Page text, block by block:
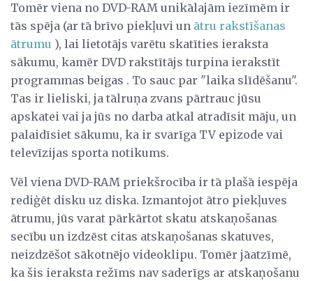
Tomēr viena no DVD-RAM unikālajām iezīmēm ir
tās spēja (ar tā brīvo piekļuvi un ātru rakstīšanas
ātrumu ), lai lietotājs varētu skatīties ieraksta
sākumu, kamēr DVD rakstītājs turpina ierakstīt
programmas beigas . To sauc par "laika slīdēšanu".
Tas ir lieliski, ja tālruņa zvans pārtrauc jūsu
apskatei vai ja jūs no darba atkal atradīsit māju, un
palaidīsiet sākumu, ka ir svarīga TV epizode vai
televīzijas sporta notikums.
Vēl viena DVD-RAM priekšrocība ir tā plašā iespēja
rediģēt disku uz diska. Izmantojot ātro piekļuves
ātrumu, jūs varat pārkārtot skatu atskaņošanas
secību un izdzēst citas atskaņošanas skatuves,
neizdzēšot sākotnējo videoklipu. Tomēr jāatzīmē,
ka šis ieraksta režīms nav saderīgs ar atskaņošanu